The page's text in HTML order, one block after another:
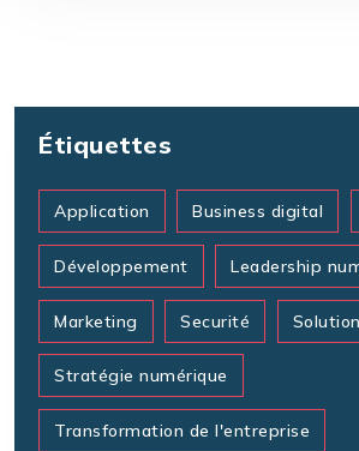
Étiquettes
Application Business digital
Développement Leadership
Marketing Securité
Stratégie numérique
Transformation de l'entreprise